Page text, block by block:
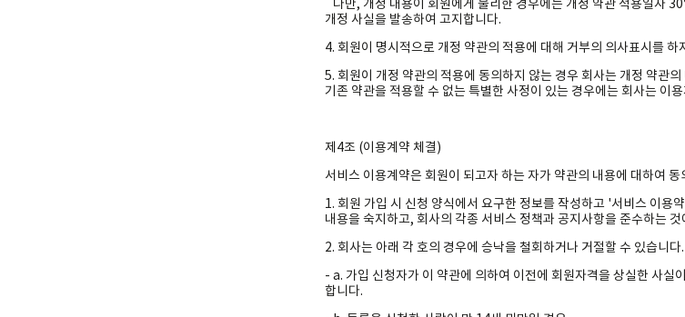
다만, 개정 내용이 회원에게 불리한 경우에는 개정 약관 적용일자
개정 사실을 발송하여 고지합니다.
4. 회원이 명시적으로 개정 약관의 적용에 대해 거부의 의사표시를
5. 회원이 개정 약관의 적용에 동의하지 않는 경우 회사는 개정 약관
기존 약관을 적용할 수 없는 특별한 사정이 있는 경우에는 회사는 이
제4조 (이용계약 체결)
서비스 이용계약은 회원이 되고자 하는 자가 약관의 내용에 대하여
1. 회원 가입 시 신청 양식에서 요구한 정보를 작성하고 '서비스 이
내용을 숙지하고, 회사의 각종 서비스 정책과 공지사항을 준수하는
2. 회사는 아래 각 호의 경우에 승낙을 철회하거나 거절할 수 있습니다.
- a. 가입 신청자가 이 약관에 의하여 이전에 회원자격을 상실한 사
합니다.